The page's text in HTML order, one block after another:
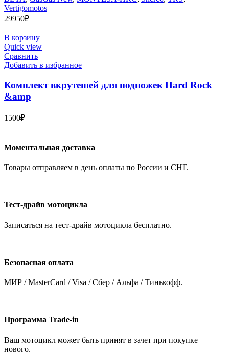
Vertigomotos
29950₽
В корзину
Quick view
Сравнить
Добавить в избранное
Комплект вкрутешей для подножек Hard Rock
&amp
1500₽
Моментальная доставка
Товары отправляем в день оплаты по России и СНГ.
Тест-драйв мотоцикла
Записаться на тест-драйв мотоцикла бесплатно.
Безопасная оплата
МИР / MasterCard / Visa / Сбер / Альфа / Тинькофф.
Программа Trade-in
Ваш мотоцикл может быть принят в зачет при покупке
нового.